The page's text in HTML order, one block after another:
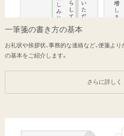
一筆箋の書き方の基本
お礼状や挨拶状、事務的な連絡など、便箋よ
の基本をご紹介します。
さらに詳しく